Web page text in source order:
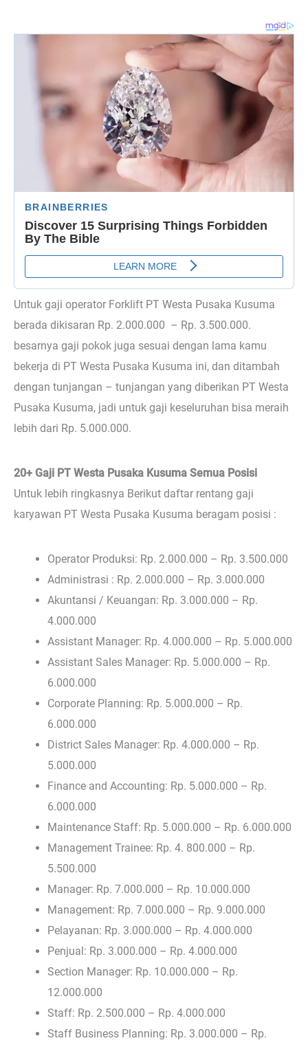
Untuk gaji operator Forklift PT Westa Pusaka Kusuma
berada dikisaran Rp. 2.000.000 – Rp. 3.500.000.
besarnya gaji pokok juga sesuai dengan lama kamu
bekerja di PT Westa Pusaka Kusuma ini, dan ditambah
dengan tunjangan – tunjangan yang diberikan PT Westa
Pusaka Kusuma, jadi untuk gaji keseluruhan bisa meraih
lebih dari Rp. 5.000.000.
20+ Gaji PT Westa Pusaka Kusuma Semua Posisi
Untuk lebih ringkasnya Berikut daftar rentang gaji
karyawan PT Westa Pusaka Kusuma beragam posisi :
Operator Produksi: Rp. 2.000.000 – Rp. 3.500.000
Administrasi : Rp. 2.000.000 – Rp. 3.000.000
Akuntansi / Keuangan: Rp. 3.000.000 – Rp.
4.000.000
Assistant Manager: Rp. 4.000.000 – Rp. 5.000.000
Assistant Sales Manager: Rp. 5.000.000 – Rp.
6.000.000
Corporate Planning: Rp. 5.000.000 – Rp.
6.000.000
District Sales Manager: Rp. 4.000.000 – Rp.
5.000.000
Finance and Accounting: Rp. 5.000.000 – Rp.
6.000.000
Maintenance Staff: Rp. 5.000.000 – Rp. 6.000.000
Management Trainee: Rp. 4. 800.000 – Rp.
5.500.000
Manager: Rp. 7.000.000 – Rp. 10.000.000
Management: Rp. 7.000.000 – Rp. 9.000.000
Pelayanan: Rp. 3.000.000 – Rp. 4.000.000
Penjual: Rp. 3.000.000 – Rp. 4.000.000
Section Manager: Rp. 10.000.000 – Rp.
12.000.000
Staff: Rp. 2.500.000 – Rp. 4.000.000
Staff Business Planning: Rp. 3.000.000 – Rp.